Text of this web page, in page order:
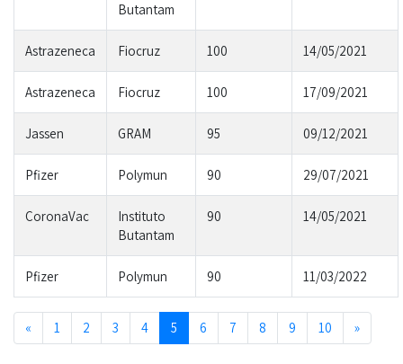
Butantam
Astrazeneca Fiocruz 100 14/05/2021
Astrazeneca Fiocruz 100 17/09/2021
Jassen GRAM 95 09/12/2021
Pfizer Polymun 90 29/07/2021
CoronaVac
Instituto
Butantam
90 14/05/2021
Pfizer Polymun 90 11/03/2022
« Previous
1 2 3 4 5 6 7 8 9 10 »Next